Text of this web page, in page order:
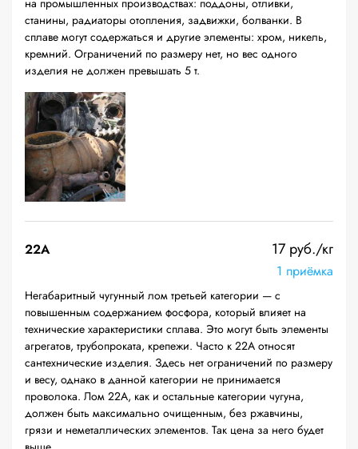
на промышленных производствах: поддоны, отливки,
станины, радиаторы отопления, задвижки, болванки. В
сплаве могут содержаться и другие элементы: хром, никель,
кремний. Ограничений по размеру нет, но вес одного
изделия не должен превышать 5 т.
22A 17 руб./кг
1 приёмка
Негабаритный чугунный лом третьей категории — с
повышенным содержанием фосфора, который влияет на
технические характеристики сплава. Это могут быть элементы
агрегатов, трубопроката, крепежи. Часто к 22А относят
сантехнические изделия. Здесь нет ограничений по размеру
и весу, однако в данной категории не принимается
проволока. Лом 22А, как и остальные категории чугуна,
должен быть максимально очищенным, без ржавчины,
грязи и неметаллических элементов. Так цена за него будет